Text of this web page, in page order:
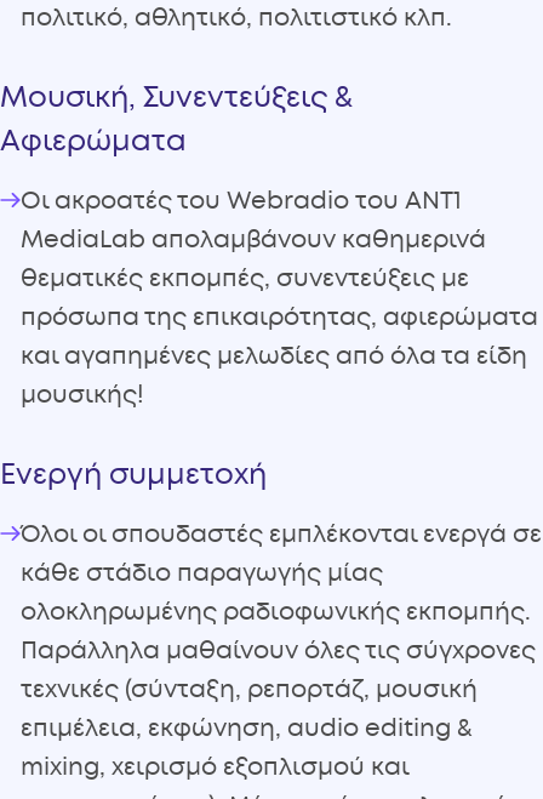
πολιτικό, αθλητικό, πολιτιστικό κλπ.
Μουσική, Συνεντεύξεις &
Αφιερώματα
Οι ακροατές του Webradio του ANT1
MediaLab απολαμβάνουν καθημερινά
θεματικές εκπομπές, συνεντεύξεις με
πρόσωπα της επικαιρότητας, αφιερώματα
και αγαπημένες μελωδίες από όλα τα είδη
μουσικής!
Ενεργή συμμετοχή
Όλοι οι σπουδαστές εμπλέκονται ενεργά σε
κάθε στάδιο παραγωγής μίας
ολοκληρωμένης ραδιοφωνικής εκπομπής.
Παράλληλα μαθαίνουν όλες τις σύγχρονες
τεχνικές (σύνταξη, ρεπορτάζ, μουσική
επιμέλεια, εκφώνηση, audio editing &
mixing, χειρισμό εξοπλισμού και